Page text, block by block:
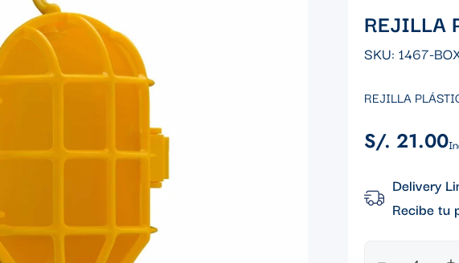
REJILLA
SKU: 1467-
REJILLA
Precio
S/. 21.00
Delivery
Recibe tu